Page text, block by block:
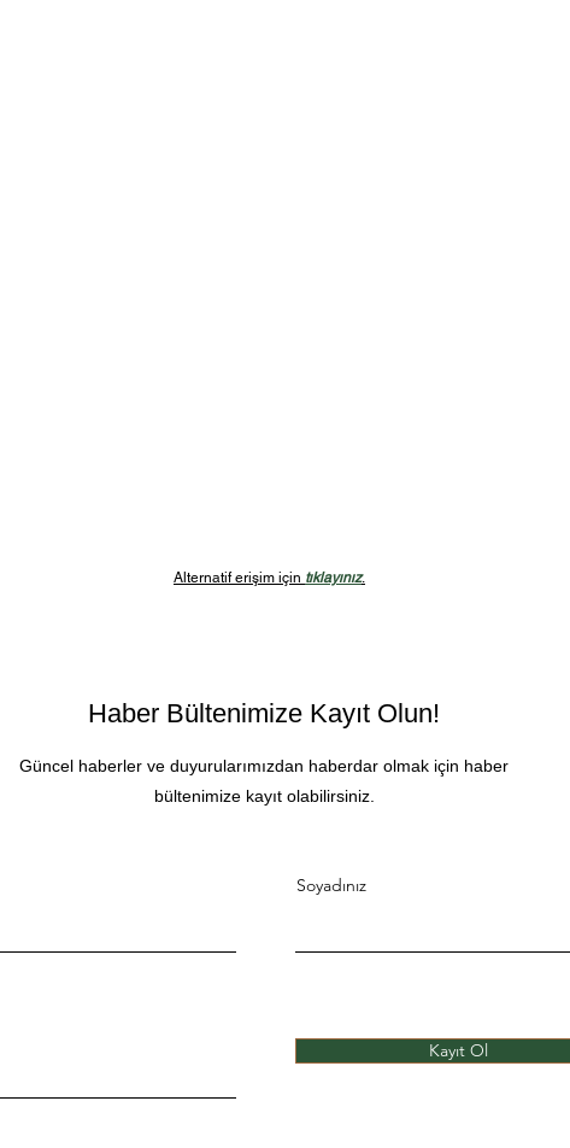
Alternatif erişim için tıklayınız.
Haber Bültenimize Kayıt Olun!
Güncel haberler ve duyurularımızdan haberdar olmak için haber
bültenimize kayıt olabilirsiniz.
Soyadınız
Kayıt Ol